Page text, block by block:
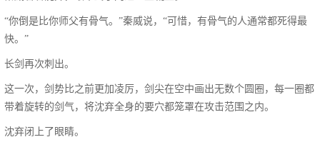
“你倒是比你师父有骨气。”秦威说，“可惜，有骨气的人通常都死得最
快。”
长剑再次刺出。
这一次，剑势比之前更加凌厉，剑尖在空中画出无数个圆圈，每一圈都
带着旋转的剑气，将沈弃全身的要穴都笼罩在攻击范围之内。
沈弃闭上了眼睛。